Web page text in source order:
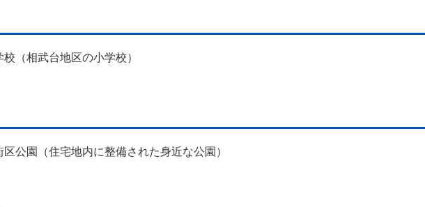
（相武台地区の小学校）
公園（住宅地内に整備された身近な公園）